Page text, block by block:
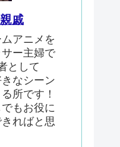
戚
アニメを
ー主婦で
として
なシーン
所です！
もお役に
ればと思